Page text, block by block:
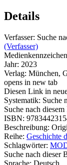
Details
Verfasser: Suche
(Verfasser)
Jahr: 2023
Verlag: München,
opens in new tab
Diesen Link in
Systematik: Suche
Suche nach diesem
ISBN:
Beschreibung:
Reihe: Geschichte
Schlagwörter:
Suche nach dieser